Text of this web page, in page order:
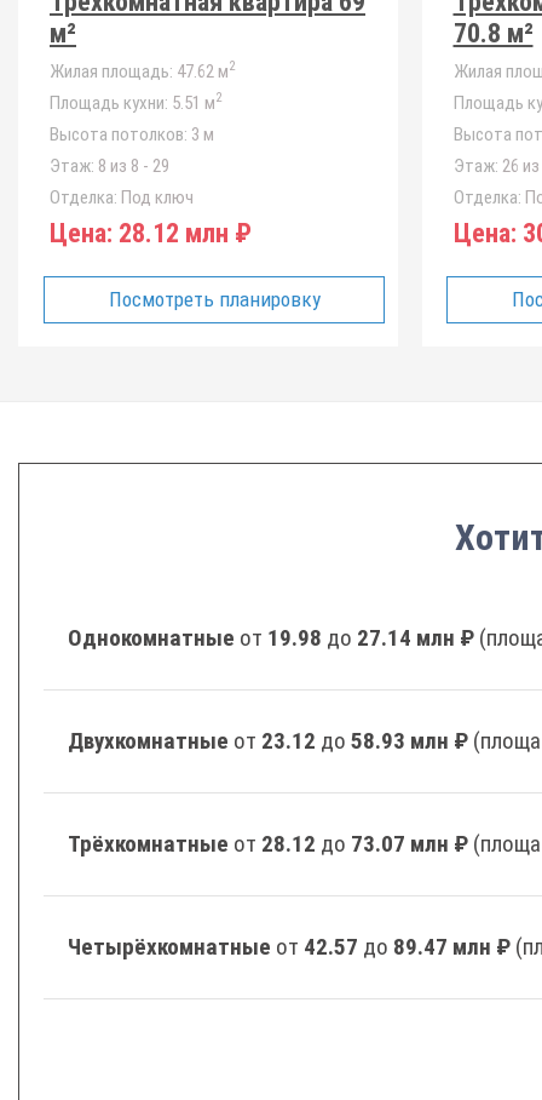
м²
Жилая площадь: 47.62 м2
Площадь кухни: 5.51 м2
Высота потолков: 3 м
Этаж: 8 из 8 - 29
Отделка: Под ключ
Цена: 28.12 млн ₽
Посмотреть планировку
70.8 м²
Жилая
Площадь
Высота
Этаж: 26
Отделка:
Цена:
Однокомнатные от 19.98 до 27.14 млн ₽
Двухкомнатные от 23.12 до 58.93 млн ₽
Трёхкомнатные от 28.12 до 73.07 млн ₽
Четырёхкомнатные от 42.57 до 89.47 млн ₽